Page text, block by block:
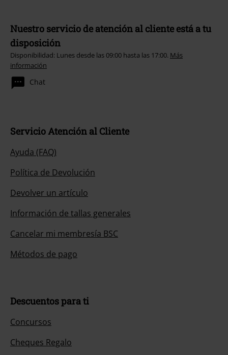
Nuestro servicio de atención al cliente está a tu
disposición
Disponibilidad: Lunes desde las 09:00 hasta las 17:00. Más
información
Chat
Servicio Atención al Cliente
Ayuda (FAQ)
Política de Devolución
Devolver un artículo
Información de tallas generales
Cancelar mi membresía BSC
Métodos de pago
Descuentos para ti
Concursos
Cheques Regalo